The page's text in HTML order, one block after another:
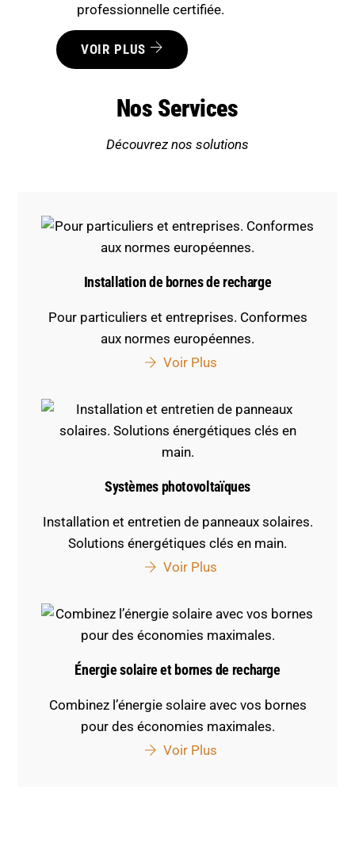
professionnelle certifiée.
VOIR PLUS
Nos Services
Découvrez nos solutions
Installation de bornes de recharge
Pour particuliers et entreprises. Conformes
aux normes européennes.
Voir Plus
Systèmes photovoltaïques
Installation et entretien de panneaux solaires.
Solutions énergétiques clés en main.
Voir Plus
Énergie solaire et bornes de recharge
Combinez l’énergie solaire avec vos bornes
pour des économies maximales.
Voir Plus